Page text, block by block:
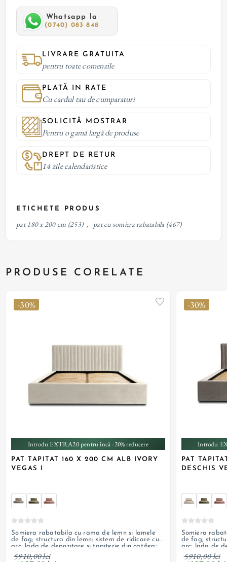
Whatsapp la
(0740) 083 848
LIVRARE GRATUITA
pentru toate comenzile
PLATĂ IN RATE
Cu cardul tau de cumparaturi
SOLICITĂ MOSTRAR
Pentru o gamă largă de produse
DREPT DE RETUR
14 zile calendaristice
ETICHETE PRODUS
pat 180 x 200 cm (253) , pat cu somiera rabatabila (467)
PRODUSE CORELATE
-30%
Introdu EXTRA20 pentru încă -20% reducere
PAT TAPITAT 160 X 200 CM ALB IVORY
VEGAS I
Somiera rabatabila cu rama de lemn si lamele
de fag; structura din lemn; sistem de ridicare cu
arc; lada de depozitare si tapiterie din catifea;
personalizabil
5910,00 lei
-30%
Introdu
PAT
DESCHIS
Somiera
de fag;
arc; lada de
structurata;
5910,00 lei